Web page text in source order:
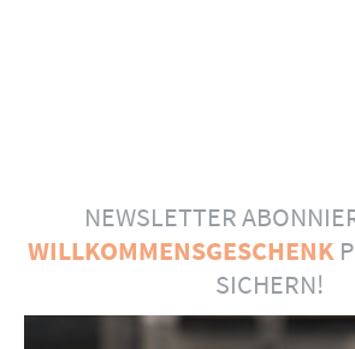
NEWSLETTER
WILLKOMMENSGESCHENK
SICHERN!